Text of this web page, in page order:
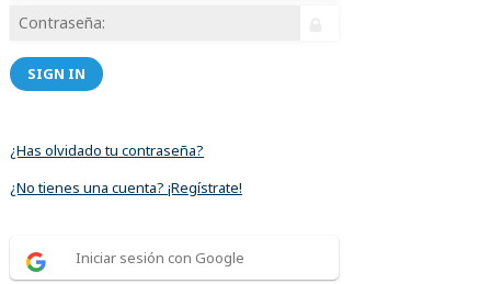
SIGN IN
¿Has olvidado tu contraseña?
¿No tienes una cuenta? ¡Regístrate!
Iniciar sesión con Google